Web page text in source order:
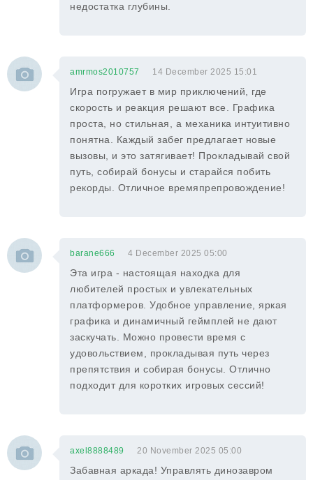
недостатка глубины.
amrmos2010757 14 December 2025 15:01
Игра погружает в мир приключений, где
скорость и реакция решают все. Графика
проста, но стильная, а механика интуитивно
понятна. Каждый забег предлагает новые
вызовы, и это затягивает! Прокладывай свой
путь, собирай бонусы и старайся побить
рекорды. Отличное времяпрепровождение!
barane666 4 December 2025 05:00
Эта игра - настоящая находка для
любителей простых и увлекательных
платформеров. Удобное управление, яркая
графика и динамичный геймплей не дают
заскучать. Можно провести время с
удовольствием, прокладывая путь через
препятствия и собирая бонусы. Отлично
подходит для коротких игровых сессий!
axel8888489 20 November 2025 05:00
Забавная аркада! Управлять динозавром